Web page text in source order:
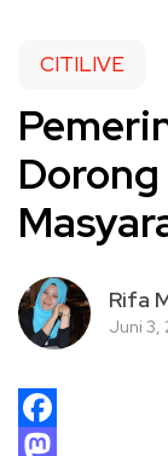
CITILIVE
Rifa
Juni 3,
Facebook